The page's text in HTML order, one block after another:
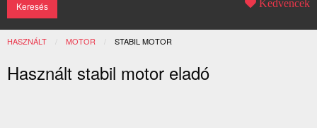
Kedvencek
HASZNÁLT MOTOR JELENLEGI:
STABIL MOTOR
Használt stabil motor eladó